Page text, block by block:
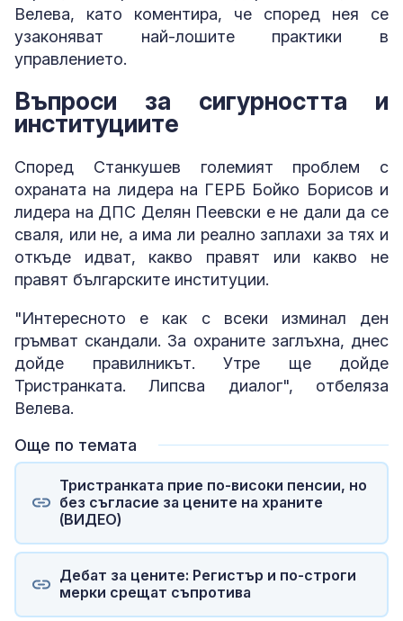
Велева, като коментира, че според нея се
узаконяват най-лошите практики в
управлението.
Въпроси за сигурността и
институциите
Според Станкушев големият проблем с
охраната на лидера на ГЕРБ Бойко Борисов и
лидера на ДПС Делян Пеевски е не дали да се
сваля, или не, а има ли реално заплахи за тях и
откъде идват, какво правят или какво не
правят българските институции.
"Интересното е как с всеки изминал ден
гръмват скандали. За охраните заглъхна, днес
дойде правилникът. Утре ще дойде
Тристранката. Липсва диалог", отбеляза
Велева.
Още по темата
Тристранката прие по-високи пенсии, но
без съгласие за цените на храните
(ВИДЕО)
Дебат за цените: Регистър и по-строги
мерки срещат съпротива